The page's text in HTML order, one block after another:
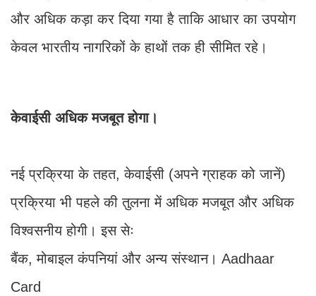
और अधिक कड़ा कर दिया गया है ताकि आधार का उपयोग
केवल भारतीय नागरिकों के हाथों तक ही सीमित रहे।
केवाईसी अधिक मजबूत होगा।
नई प्रक्रिया के तहत, केवाईसी (अपने ग्राहक को जानें)
प्रक्रिया भी पहले की तुलना में अधिक मजबूत और अधिक
विश्वसनीय होगी। इस सेः
बैंक, मोबाइल कंपनियां और अन्य संस्थान। Aadhaar
Card